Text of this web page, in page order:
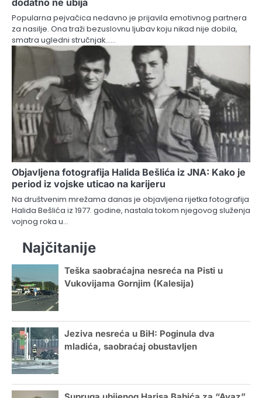
dodatno ne ubija
Popularna pejvačica nedavno je prijavila emotivnog partnera
za nasilje. Ona traži bezuslovnu ljubav koju nikad nije dobila,
smatra ugledni stručnjak……
Objavljena fotografija Halida Bešlića iz JNA: Kako je
period iz vojske uticao na karijeru
Na društvenim mrežama danas je objavljena rijetka fotografija
Halida Bešlića iz 1977. godine, nastala tokom njegovog služenja
vojnog roka u…
Najčitanije
Teška saobraćajna nesreća na Pisti u
Vukovijama Gornjim (Kalesija)
Jeziva nesreća u BiH: Poginula dva
mladića, saobraćaj obustavljen